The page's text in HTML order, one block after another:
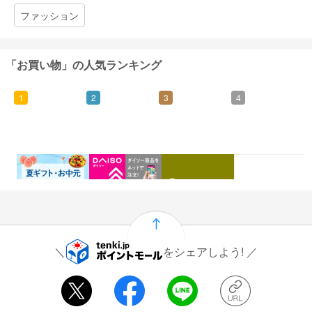
ファッション
「お買い物」の人気ランキング
1
0.46%還元
2
1.5%還元
3 4
をシェアしよう!